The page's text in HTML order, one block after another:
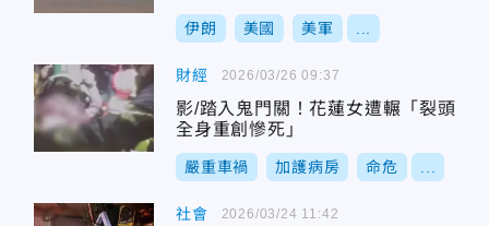
伊朗 美國 美軍
財經
影/踏入鬼門關！花蓮女遭輾「裂頭
全身重創慘死」
嚴重車禍 加護病房 命危
2026/03/26 09:37
社會 2026/03/24 11:42